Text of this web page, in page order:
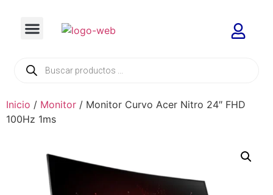
Inicio / Monitor / Monitor Curvo Acer Nitro 24″ FHD
100Hz 1ms